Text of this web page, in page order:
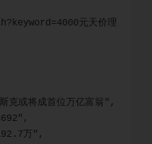
元天价理
"马斯克或将成首位万亿富翁",
"192.7万",